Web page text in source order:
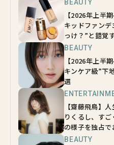
BEAUTY
【2026年上半
キッドファン
っけ？”と錯覚
BEAUTY
【2026年上半
キンケア級”下
選
【齋藤飛鳥】
りくるし、す
の様子を独占
BEAUTY